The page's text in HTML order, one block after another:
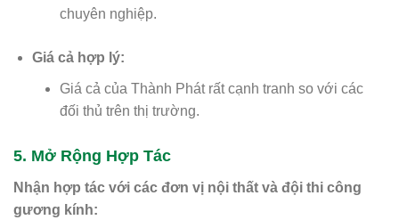
chuyên nghiệp.
Giá cả hợp lý:
Giá cả của Thành Phát rất cạnh tranh so với các
đối thủ trên thị trường.
5. Mở Rộng Hợp Tác
Nhận hợp tác với các đơn vị nội thất và đội thi công
gương kính: